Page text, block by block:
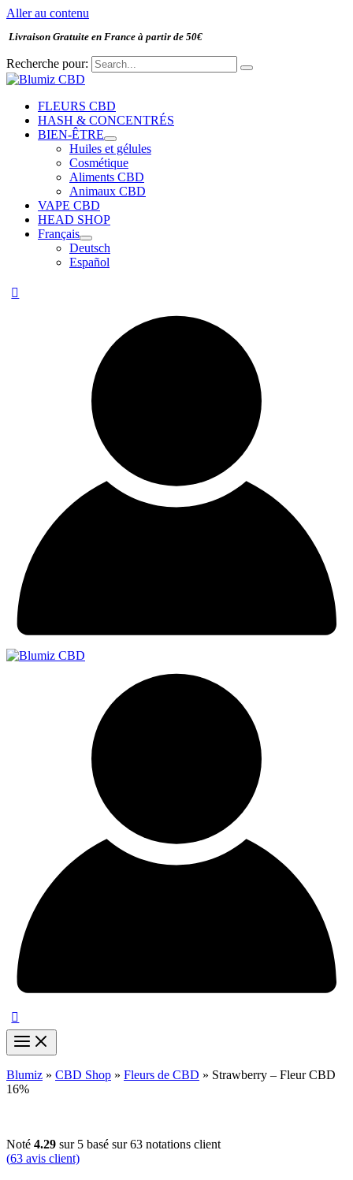
Aller au contenu
Livraison Gratuite en France à partir de 50€
Recherche pour:
FLEURS CBD
HASH & CONCENTRÉS
BIEN-ÊTRE
Huiles et gélules
Cosmétique
Aliments CBD
Animaux CBD
VAPE CBD
HEAD SHOP
Français
Deutsch
Español
Blumiz » CBD Shop » Fleurs de CBD » Strawberry – Fleur CBD
16%
Noté 4.29 sur 5 basé sur63 notations client
(63 avis client)